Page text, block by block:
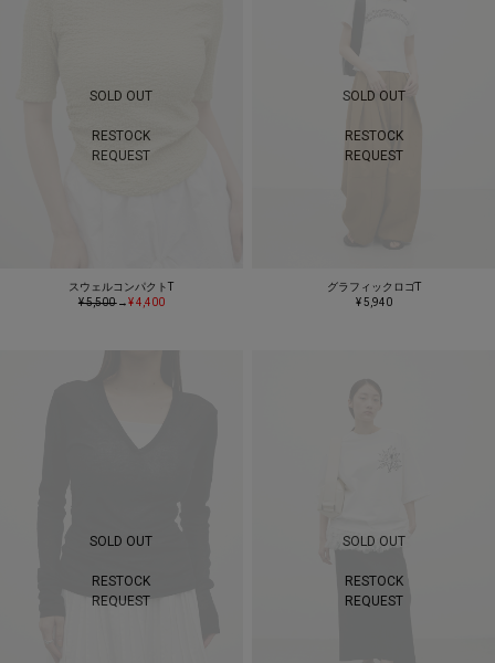
SOLD OUT
RESTOCK
REQUEST
スウェルコンパクトT
¥ 5,500→¥ 4,400
SOLD OUT
RESTOCK
REQUEST
グラフィックロゴT
¥ 5,940
SOLD OUT
RESTOCK
REQUEST
SOLD OUT
RESTOCK
REQUEST